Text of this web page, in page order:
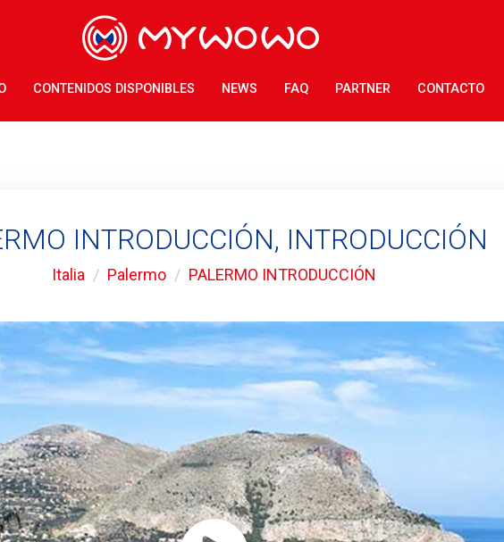
CONTENIDOS DISPONIBLES NEWS FAQ PARTNER CONTACTO
INTRODUCCIÓN, INTRODUCCIÓN
Italia Palermo PALERMO INTRODUCCIÓN